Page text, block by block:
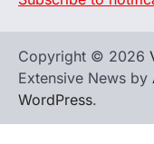
Copyright © 2026
Extensive News by
WordPress.